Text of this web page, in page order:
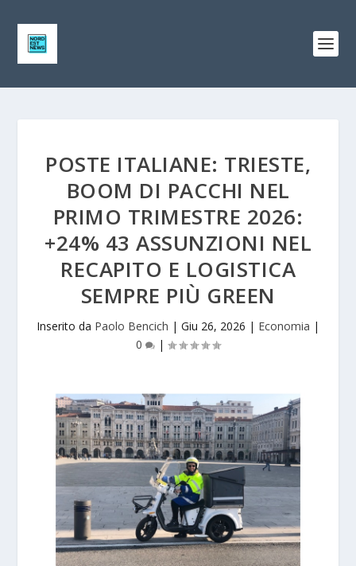
POSTE ITALIANE: TRIESTE,
BOOM DI PACCHI NEL
PRIMO TRIMESTRE 2026:
+24% 43 ASSUNZIONI NEL
RECAPITO E LOGISTICA
SEMPRE PIÙ GREEN
Inserito da Paolo Bencich | Giu 26, 2026 | Economia |
0
|